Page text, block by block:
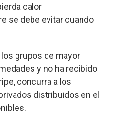
calor
se debe evitar cuando
grupos de mayor
y no ha recibido
concurra a los
distribuidos en el